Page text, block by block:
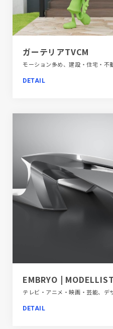
ガーテリアTVCM
モーション多め、建設・住宅・不
DETAIL
テレビ・アニメ・映画・芸能、デ
DETAIL